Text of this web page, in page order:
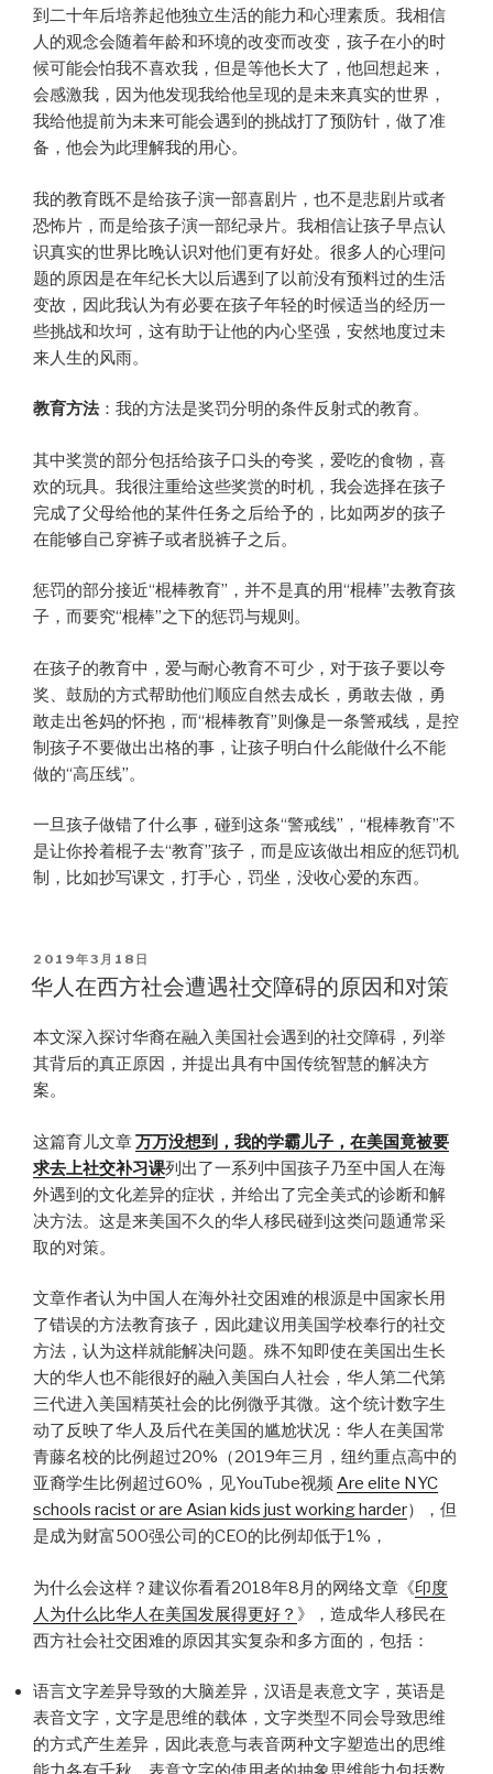
到二十年后培养起他独立生活的能力和心理素质。我相信
人的观念会随着年龄和环境的改变而改变，孩子在小的时
候可能会怕我不喜欢我，但是等他长大了，他回想起来，
会感激我，因为他发现我给他呈现的是未来真实的世界，
我给他提前为未来可能会遇到的挑战打了预防针，做了准
备，他会为此理解我的用心。
我的教育既不是给孩子演一部喜剧片，也不是悲剧片或者
恐怖片，而是给孩子演一部纪录片。我相信让孩子早点认
识真实的世界比晚认识对他们更有好处。很多人的心理问
题的原因是在年纪长大以后遇到了以前没有预料过的生活
变故，因此我认为有必要在孩子年轻的时候适当的经历一
些挑战和坎坷，这有助于让他的内心坚强，安然地度过未
来人生的风雨。
教育方法：我的方法是奖罚分明的条件反射式的教育。
其中奖赏的部分包括给孩子口头的夸奖，爱吃的食物，喜
欢的玩具。我很注重给这些奖赏的时机，我会选择在孩子
完成了父母给他的某件任务之后给予的，比如两岁的孩子
在能够自己穿裤子或者脱裤子之后。
惩罚的部分接近“棍棒教育”，并不是真的用“棍棒”去教育孩
子，而要究“棍棒”之下的惩罚与规则。
在孩子的教育中，爱与耐心教育不可少，对于孩子要以夸
奖、鼓励的方式帮助他们顺应自然去成长，勇敢去做，勇
敢走出爸妈的怀抱，而“棍棒教育”则像是一条警戒线，是控
制孩子不要做出出格的事，让孩子明白什么能做什么不能
做的“高压线”。
一旦孩子做错了什么事，碰到这条“警戒线”，“棍棒教育”不
是让你拎着棍子去“教育”孩子，而是应该做出相应的惩罚机
制，比如抄写课文，打手心，罚坐，没收心爱的东西。
POSTED
ON
2019年3月18日
华人在西方社会遭遇社交障碍的原因和对策
本文深入探讨华裔在融入美国社会遇到的社交障碍，列举
其背后的真正原因，并提出具有中国传统智慧的解决方
案。
这篇育儿文章万万没想到，我的学霸儿子，在美国竟被要
求去上社交补习课列出了一系列中国孩子乃至中国人在海
外遇到的文化差异的症状，并给出了完全美式的诊断和解
决方法。这是来美国不久的华人移民碰到这类问题通常采
取的对策。
文章作者认为中国人在海外社交困难的根源是中国家长用
了错误的方法教育孩子，因此建议用美国学校奉行的社交
方法，认为这样就能解决问题。殊不知即使在美国出生长
大的华人也不能很好的融入美国白人社会，华人第二代第
三代进入美国精英社会的比例微乎其微。这个统计数字生
动了反映了华人及后代在美国的尴尬状况：华人在美国常
青藤名校的比例超过20%（2019年三月，纽约重点高中的
亚裔学生比例超过60%，见YouTube视频 Are elite NYC
schools racist or are Asian kids just working harder），但
是成为财富500强公司的CEO的比例却低于1%，
为什么会这样？建议你看看2018年8月的网络文章《印度
人为什么比华人在美国发展得更好？ 》，造成华人移民在
西方社会社交困难的原因其实复杂和多方面的，包括：
语言文字差异导致的大脑差异，汉语是表意文字，英语是
表音文字，文字是思维的载体，文字类型不同会导致思维
的方式产生差异，因此表意与表音两种文字塑造出的思维